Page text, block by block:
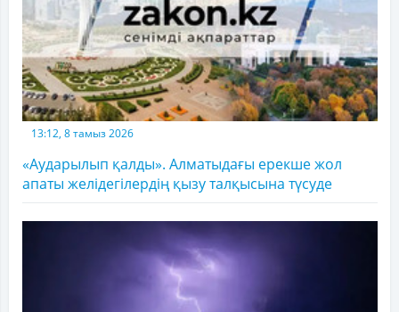
13:12, 8 тамыз 2026
«Аударылып қалды». Алматыдағы ерекше жол
апаты желідегілердің қызу талқысына түсуде